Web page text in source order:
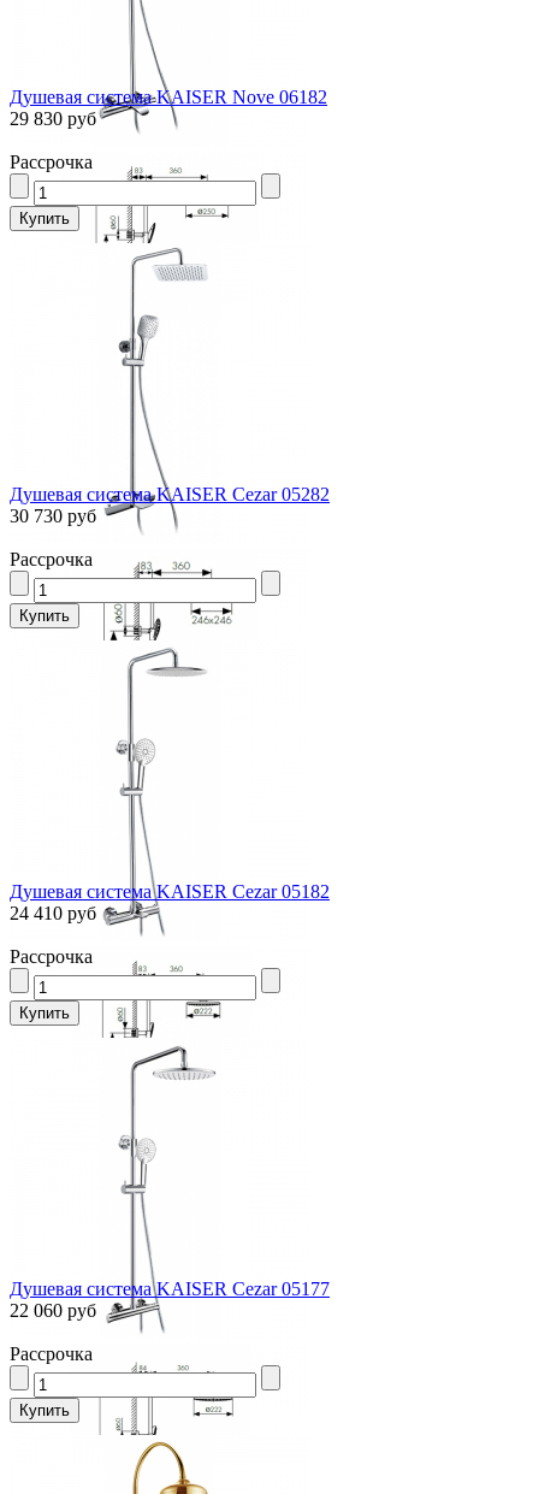
Душевая система KAISER Nove 06182
29 830 руб
Рассрочка
Душевая система KAISER Cezar 05282
30 730 руб
Рассрочка
Душевая система KAISER Cezar 05182
24 410 руб
Рассрочка
Душевая система KAISER Cezar 05177
22 060 руб
Рассрочка